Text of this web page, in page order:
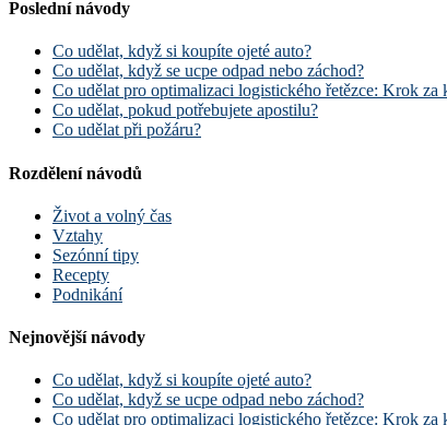
Poslední návody
Co udělat, když si koupíte ojeté auto?
Co udělat, když se ucpe odpad nebo záchod?
Co udělat pro optimalizaci logistického řetězce: Krok za
Co udělat, pokud potřebujete apostilu?
Co udělat při požáru?
Rozdělení návodů
Život a volný čas
Vztahy
Sezónní tipy
Recepty
Podnikání
Nejnovější návody
Co udělat, když si koupíte ojeté auto?
Co udělat, když se ucpe odpad nebo záchod?
Co udělat pro optimalizaci logistického řetězce: Krok za